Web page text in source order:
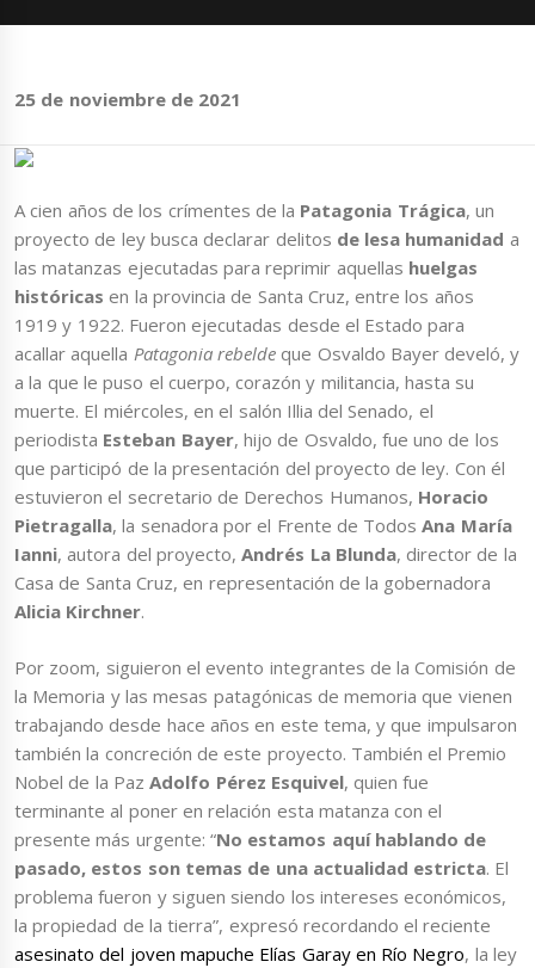
25 de noviembre de 2021
A cien años de los crímentes de la Patagonia Trágica, un
proyecto de ley busca declarar delitos de lesa humanidad a
las matanzas ejecutadas para reprimir aquellas huelgas
históricasen la provincia de Santa Cruz, entre los años
1919 y 1922. Fueron ejecutadas desde el Estado para
acallar aquella Patagonia rebeldeque Osvaldo Bayer develó, y
a la que le puso el cuerpo, corazón y militancia, hasta su
muerte. El miércoles, en el salón Illia del Senado, el
periodista Esteban Bayer, hijo de Osvaldo, fue uno de los
que participó de la presentación del proyecto de ley. Con él
estuvieron el secretario de Derechos Humanos, Horacio
Pietragalla, la senadora por el Frente de TodosAna María
Ianni, autora del proyecto, Andrés La Blunda, director de la
Casa de Santa Cruz, en representación de la gobernadora
Alicia Kirchner.
Por zoom, siguieron el evento integrantes de la Comisión de
la Memoria y las mesas patagónicas de memoria que vienen
trabajando desde hace años en este tema, y que impulsaron
también la concreción de este proyecto. También el Premio
Nobel de la Paz Adolfo Pérez Esquivel, quien fue
terminante al poner en relación esta matanza con el
presente más urgente: “No estamos aquí hablando de
pasado, estos son temas de una actualidad estricta. El
problema fueron y siguen siendo los intereses económicos,
la propiedad de la tierra”, expresó recordando el reciente
asesinato del joven mapuche Elías Garay en Río Negro, la ley